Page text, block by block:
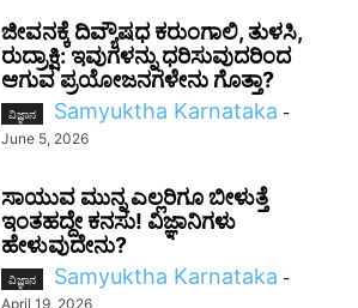
ಜೀವನಕ್ಕೆ ದಿವ್ಯೌಷಧ ಕರುಂಗಾಲಿ, ತುಳಸಿ,
ರುದ್ರಾಕ್ಷಿ: ಇವುಗಳನ್ನು ಧರಿಸುವುದರಿಂದ
ಆಗುವ ಪ್ರಯೋಜನಗಳೇನು ಗೊತ್ತಾ?
ವಿಜ್ಞಾನ Samyuktha Karnataka -
June 5, 2026
ಸಾಯುವ ಮುನ್ನ ಎಲ್ಲರಿಗೂ ಬೀಳುತ್ತೆ
ಇಂತಹದ್ದೇ ಕನಸು! ವಿಜ್ಞಾನಿಗಳು
ಹೇಳುವುದೇನು?
ವಿಜ್ಞಾನ Samyuktha Karnataka -
April 19, 2026